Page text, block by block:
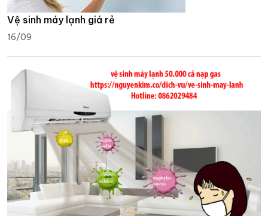
Vệ sinh máy lạnh giá rẻ
16/09